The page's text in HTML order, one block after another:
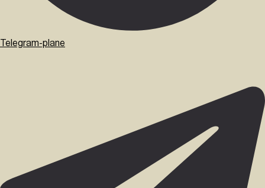
Telegram-plane